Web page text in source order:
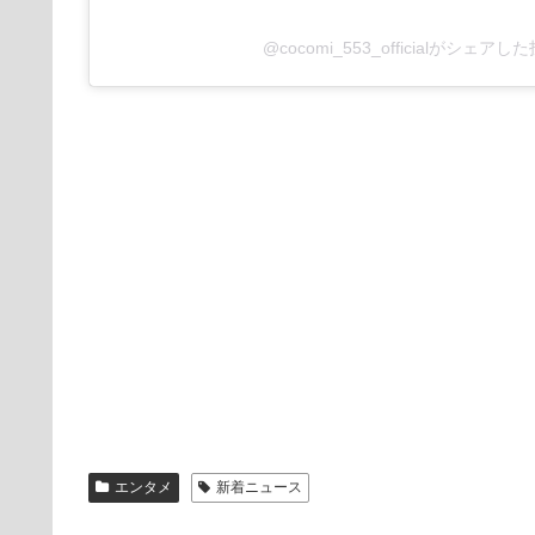
@cocomi_553_officialがシェアした
エンタメ 新着ニュース